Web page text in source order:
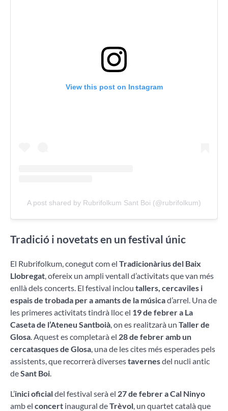
View this post on Instagram
A post shared by Rubrifolkum Sant Boi (@rubrifolkum)
Tradició i novetats en un festival únic
El Rubrifolkum, conegut com el Tradicionàrius del Baix
Llobregat, ofereix un ampli ventall d’activitats que van més
enllà dels concerts. El festival inclou tallers, cercaviles i
espais de trobada per a amants de la músicad’arrel. Una de
les primeres activitats tindrà lloc el 19 de febrer a La
Caseta de l’Ateneu Santboià, on es realitzarà un Taller de
Glosa. Aquest es completarà el 28 de febrer amb un
cercatasques de Glosa, una de les cites més esperades pels
assistents, que recorrerà diversestavernesdel nucli antic
deSant Boi.
L’inici oficialdel festival serà el 27 de febrer a Cal Ninyo
amb el concert inaugural deTrèvol, un quartet català que